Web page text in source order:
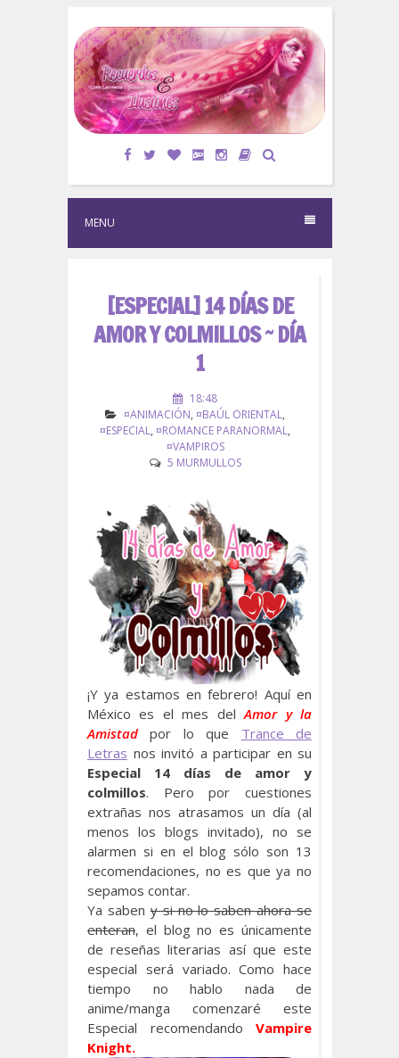
p
o
t
MENU
[ESPECIAL] 14 DÍAS DE
AMOR Y COLMILLOS ~ DÍA
1
18:48
¤ANIMACIÓN, ¤BAÚL ORIENTAL,
¤ESPECIAL, ¤ROMANCE PARANORMAL,
¤VAMPIROS
5 MURMULLOS
¡Y ya estamos en febrero! Aquí en
México es el mes delAmor y la
Amistad
por lo que Trance de
Letras nos invitó a participar en su
Especial 14 días de amor y
colmillos. Pero por cuestiones
extrañas nos atrasamos un día (al
menos los blogs invitado), no se
alarmen si en el blog sólo son 13
recomendaciones, no es que ya no
sepamos contar.
Ya sabeny si no lo saben ahora se
enteran, el blog no es únicamente
de reseñas literarias así que este
especial será variado. Como hace
tiempo no hablo nada de
anime/manga comenzaré este
Especial recomendando Vampire
Knight.